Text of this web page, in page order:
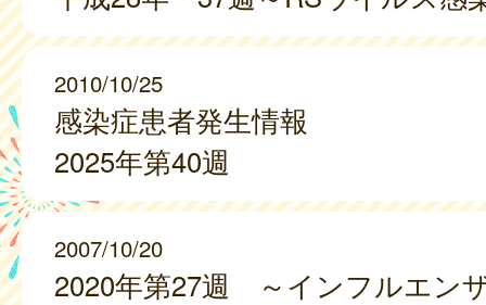
2010/10/25
感染症患者発生情報
2025年第40週
2007/10/20
2020年第27週 ～インフルエン